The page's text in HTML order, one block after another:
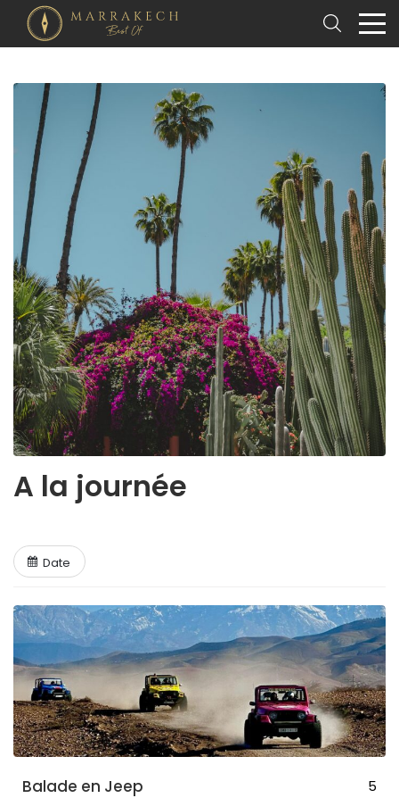
A la journée
Date
Balade en Jeep 5